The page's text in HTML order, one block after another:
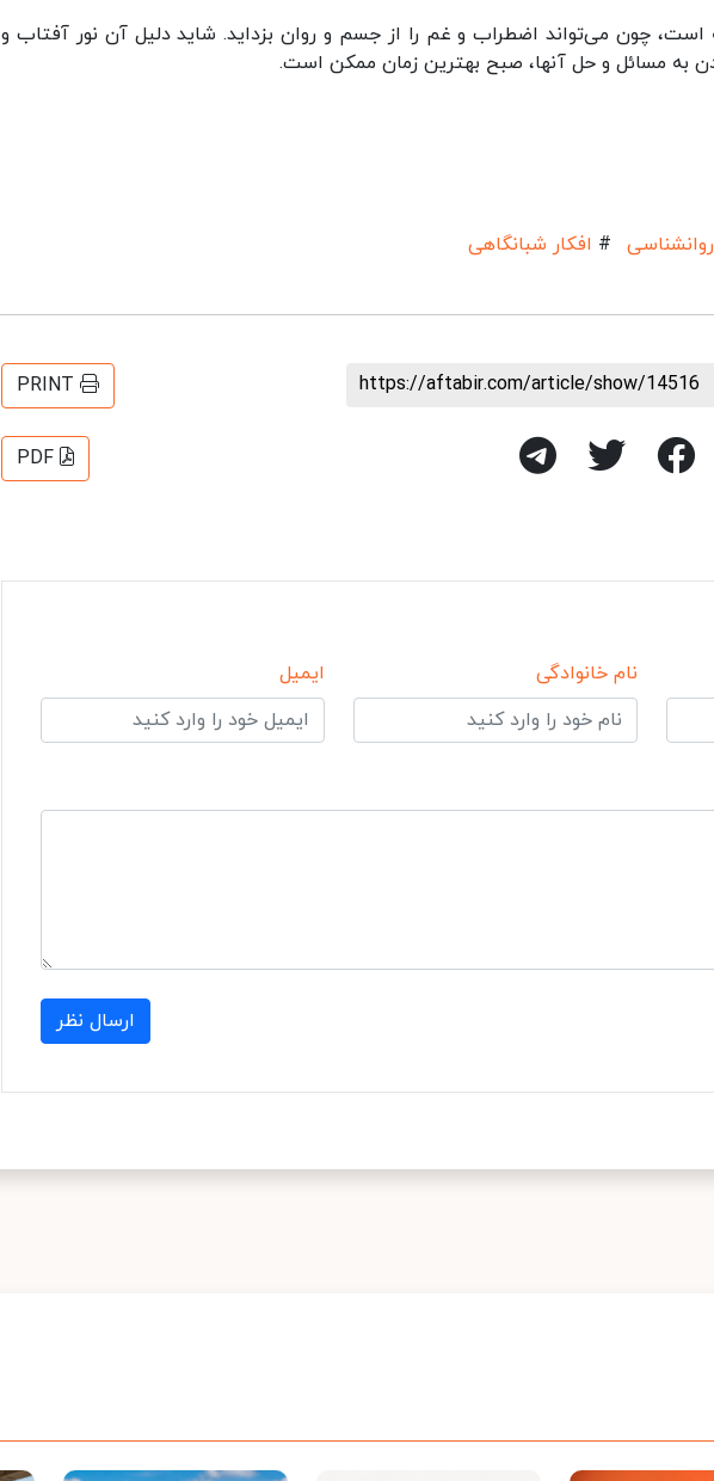
است، چون می‌تواند اضطراب و غم را از جسم و روان بزداید. شاید دلیل آن نور آفتاب و
به مسائل و حل‌ آنها، صبح بهترین زمان ممکن است.
روانشناسی‌ # افکار شبانگاهی
https://aftabir.com/article/show/14516
PRINT
PDF
نام خانوادگی ایمیل
ارسال نظر